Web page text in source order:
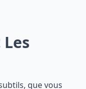
que vous